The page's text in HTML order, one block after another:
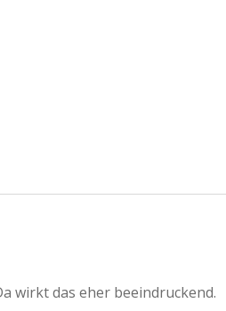
wirkt das eher beeindruckend.